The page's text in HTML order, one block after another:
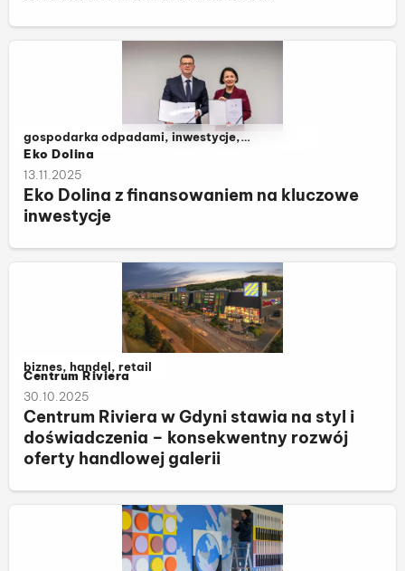
Należy do kategorii:
gospodarka odpadami, inwestycje,
komunalne
Eko Dolina
13.11.2025
Eko Dolina z finansowaniem na kluczowe
inwestycje
Należy do kategorii:
biznes, handel, retail
Centrum Riviera
30.10.2025
Centrum Riviera w Gdyni stawia na styl i
doświadczenia – konsekwentny rozwój
oferty handlowej galerii